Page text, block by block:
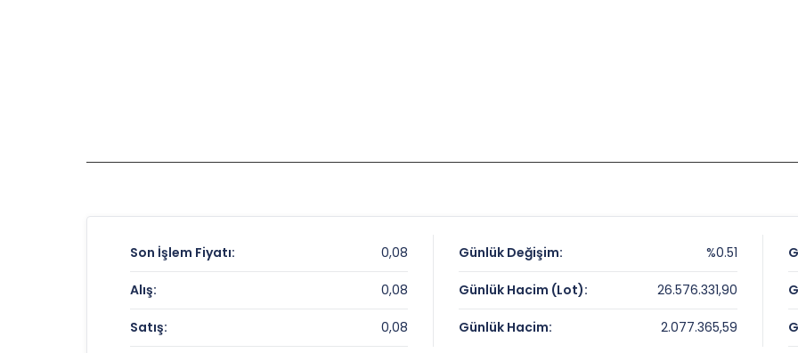
Son İşlem Fiyatı: 0,08
Alış: 0,08
Satış: 0,08
Günlük Değişim: %0.51
Günlük Hacim (Lot): 26.576.331,90
Günlük Hacim: 2.077.365,59